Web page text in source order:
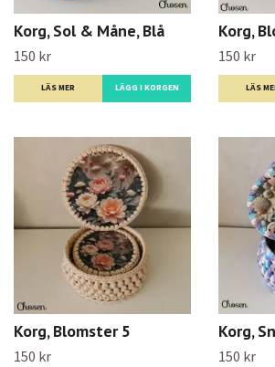
Korg, Sol & Måne, Blå
150 kr
LÄS MER LÄGG I KORGEN
Korg,
150 kr
LÄS
Korg, Blomster 5
150 kr
Korg,
150 kr